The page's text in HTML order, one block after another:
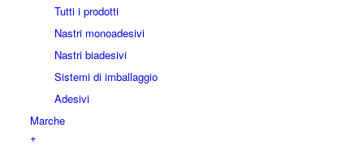
Tutti i prodotti
Nastri monoadesivi
Nastri biadesivi
Sistemi di imballaggio
Adesivi
Marche
+